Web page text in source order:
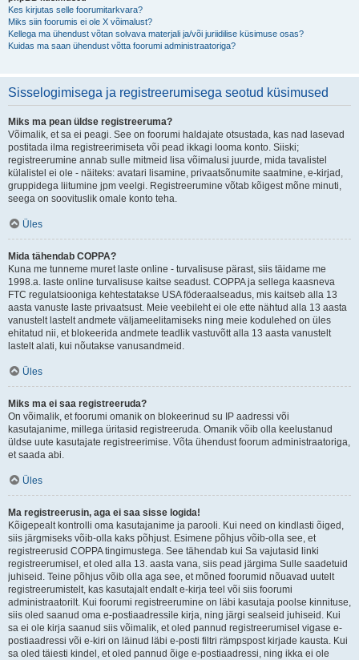
Kes kirjutas selle foorumitarkvara?
Miks siin foorumis ei ole X võimalust?
Kellega ma ühendust võtan solvava materjali ja/või juriidilise küsimuse osas?
Kuidas ma saan ühendust võtta foorumi administraatoriga?
Sisselogimisega ja registreerumisega seotud küsimused
Miks ma pean üldse registreeruma?
Võimalik, et sa ei peagi. See on foorumi haldajate otsustada, kas nad lasevad
postitada ilma registreerimiseta või pead ikkagi looma konto. Siiski;
registreerumine annab sulle mitmeid lisa võimalusi juurde, mida tavalistel
külalistel ei ole - näiteks: avatari lisamine, privaatsõnumite saatmine, e-kirjad,
gruppidega liitumine jpm veelgi. Registreerumine võtab kõigest mõne minuti,
seega on soovituslik omale konto teha.
Üles
Mida tähendab COPPA?
Kuna me tunneme muret laste online - turvalisuse pärast, siis täidame me
1998.a. laste online turvalisuse kaitse seadust. COPPA ja sellega kaasneva
FTC regulatsiooniga kehtestatakse USA föderaalseadus, mis kaitseb alla 13
aasta vanuste laste privaatsust. Meie veebileht ei ole ette nähtud alla 13 aasta
vanustelt lastelt andmete väljameelitamiseks ning meie kodulehed on üles
ehitatud nii, et blokeerida andmete teadlik vastuvõtt alla 13 aasta vanustelt
lastelt alati, kui nõutakse vanusandmeid.
Üles
Miks ma ei saa registreeruda?
On võimalik, et foorumi omanik on blokeerinud su IP aadressi või
kasutajanime, millega üritasid registreeruda. Omanik võib olla keelustanud
üldse uute kasutajate registreerimise. Võta ühendust foorum administraatoriga,
et saada abi.
Üles
Ma registreerusin, aga ei saa sisse logida!
Kõigepealt kontrolli oma kasutajanime ja parooli. Kui need on kindlasti õiged,
siis järgmiseks võib-olla kaks põhjust. Esimene põhjus võib-olla see, et
registreerusid COPPA tingimustega. See tähendab kui Sa vajutasid linki
registreerumisel, et oled alla 13. aasta vana, siis pead järgima Sulle saadetuid
juhiseid. Teine põhjus võib olla aga see, et mõned foorumid nõuavad uutelt
registreerumistelt, kas kasutajalt endalt e-kirja teel või siis foorumi
administraatorilt. Kui foorumi registreerumine on läbi kasutaja poolse kinnituse,
siis oled saanud oma e-postiaadressile kirja, ning järgi sealseid juhiseid. Kui
sa ei ole kirja saanud siis võimalik, et oled pannud registreerumisel vigase e-
postiaadressi või e-kiri on läinud läbi e-posti filtri rämpspost kirjade kausta. Kui
sa oled täiesti kindel, et oled pannud õige e-postiaadressi, ning ikka ei ole